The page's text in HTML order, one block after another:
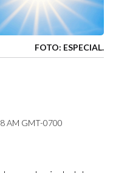
FOTO: ESPECIAL.
AM GMT-0700